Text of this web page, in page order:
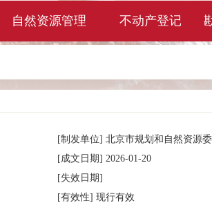
[制发单位] 北京市规划和自然资源
[成文日期] 2026-01-20
[失效日期]
[有效性] 现行有效